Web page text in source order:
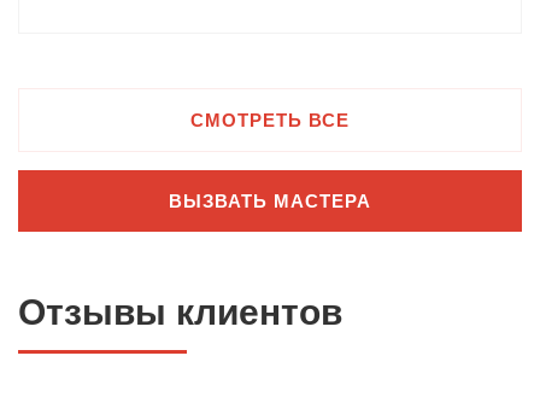
СМОТРЕТЬ ВСЕ
ВЫЗВАТЬ МАСТЕРА
Отзывы клиентов